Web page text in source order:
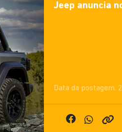
Jeep anuncia
Data da postagem: